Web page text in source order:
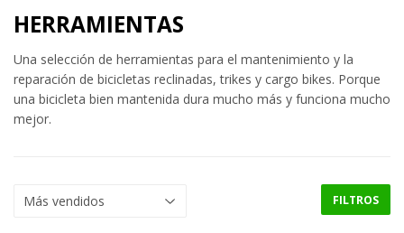
HERRAMIENTAS
Una selección de herramientas para el mantenimiento y la
reparación de bicicletas reclinadas, trikes y cargo bikes. Porque
una bicicleta bien mantenida dura mucho más y funciona mucho
mejor.
FILTROS